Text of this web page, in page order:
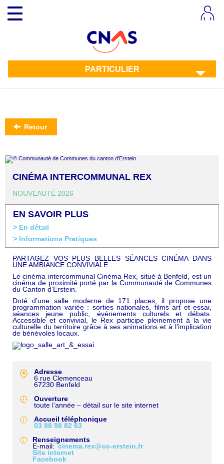
contenu
principal
Toggle
navigation
PARTICULIER
Retour
CINÉMA INTERCOMMUNAL REX
NOUVEAUTÉ 2026
EN SAVOIR PLUS
> En détail
> Informations Pratiques
PARTAGEZ VOS PLUS BELLES SÉANCES CINÉMA DANS
UNE AMBIANCE CONVIVIALE.
Le cinéma intercommunal Cinéma Rex, situé à Benfeld, est un
cinéma de proximité porté par la Communauté de Communes
du Canton d’Erstein.
Doté d’une salle moderne de 171 places, il propose une
programmation variée : sorties nationales, films art et essai,
séances jeune public, événements culturels et débats.
Accessible et convivial, le Rex participe pleinement à la vie
culturelle du territoire grâce à ses animations et à l’implication
de bénévoles locaux.
Adresse
6 rue Clemenceau
67230 Benfeld
Ouverture
toute l’année – détail sur le site internet
Accueil téléphonique
03 88 98 82 63
Renseignements
E-mail
cinema.rex@cc-erstein.fr
Site internet
Facebook